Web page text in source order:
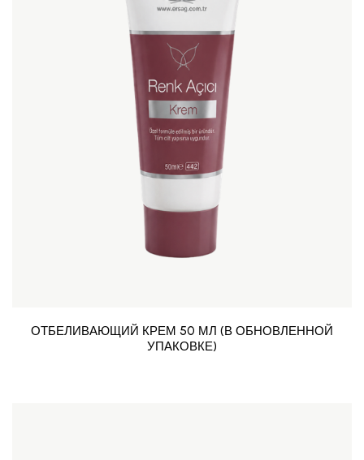
ОТБЕЛИВАЮЩИЙ КРЕМ 50 МЛ (В ОБНОВЛЕННОЙ
УПАКОВКЕ)